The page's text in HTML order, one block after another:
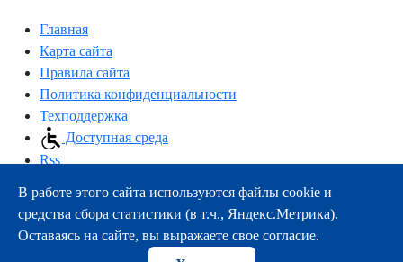
Главная
Карта сайта
Правила сайта
Политика конфиденциальности
Техподдержка
Доступная среда
Rss
163000, г.Архангельск, пр-т Троицкий, 51
тел.:+7 (8182) 21-11-63
e-mail:info@nsmu.ru
В работе этого сайта используются файлы cookie и
средства сбора статистики (в т.ч., Яндекс.Метрика).
Оставаясь на сайте, вы выражаете свое согласие.